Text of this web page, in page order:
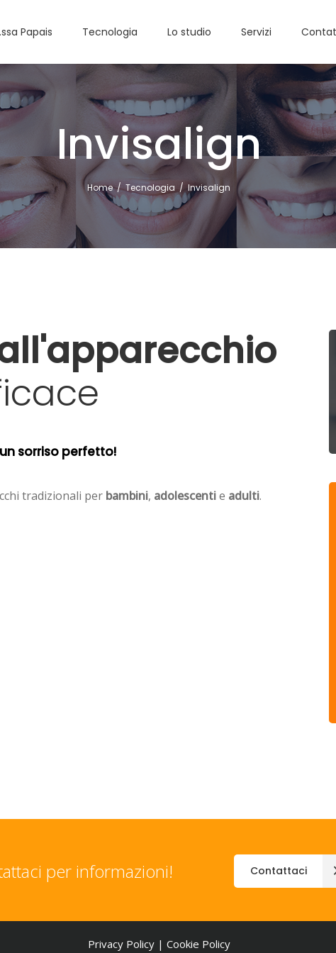
Papais Tecnologia Lo studio Servizi
Invisalign
Home/Tecnologia /Invisalign
sorriso perfetto!
tradizionali per bambini, adolescentie adulti.
per informazioni! Contattaci
Privacy Policy| Cookie Policy